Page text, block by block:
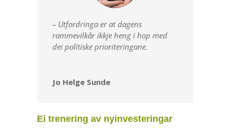
– Utfordringa er at dagens
rammevilkår ikkje heng i hop med
dei politiske prioriteringane.
Jo Helge Sunde
Ei trenering av nyinvesteringar